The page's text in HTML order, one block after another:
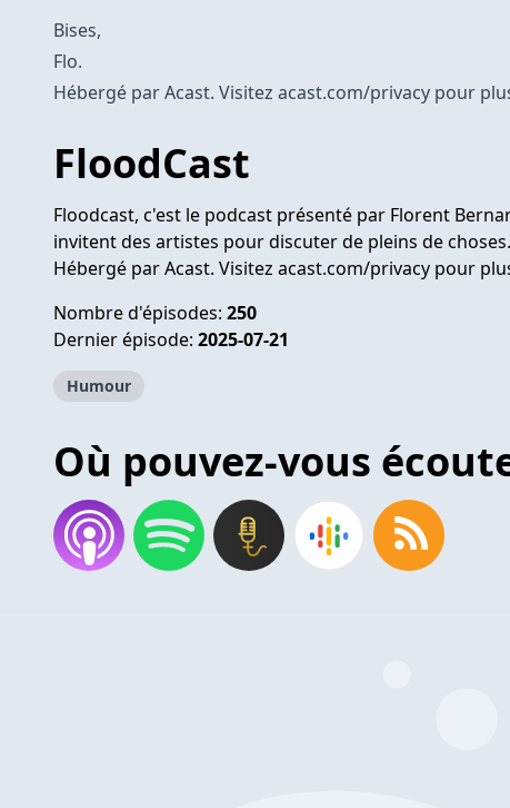
Bises,
Flo.
Hébergé par Acast. Visitez acast.com/privacy pour
FloodCast
Floodcast, c'est le podcast présenté par Florent
invitent des artistes pour discuter de pleins de choses.
Hébergé par Acast. Visitez acast.com/privacy pour
Nombre d'épisodes: 250
Dernier épisode: 2025-07-21
Humour
Où pouvez-vous